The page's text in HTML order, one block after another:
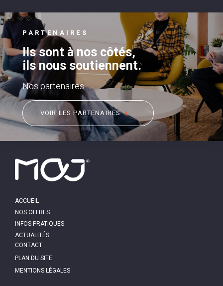
PARTENAIRES
Ils sont à nos côtés,
ils nous soutiennent.
Nos partenaires
VOIR LES PARTENAIRES
MAIN
ACCUEIL
NOS OFFRES
INFOS PRATIQUES
ACTUALITÉS
PIED
DE
PAGE
CONTACT
PLAN DU SITE
MENTIONS LÉGALES